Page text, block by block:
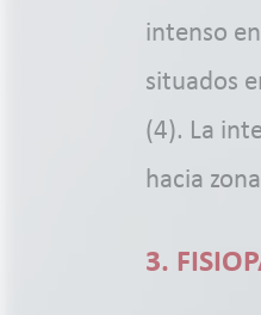
intenso
situados
(4). La
hacia
3.